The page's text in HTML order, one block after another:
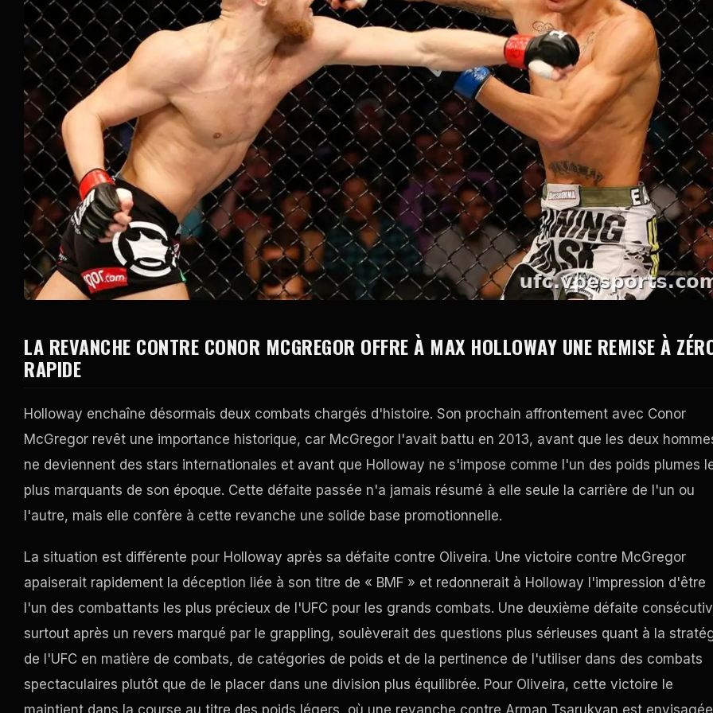
LA REVANCHE CONTRE CONOR MCGREGOR OFFRE À MAX HOLLOWAY UNE REMISE À
RAPIDE
Holloway enchaîne désormais deux combats chargés d'histoire. Son prochain affrontement avec Conor
McGregor revêt une importance historique, car McGregor l'avait battu en 2013, avant que les deux
ne deviennent des stars internationales et avant que Holloway ne s'impose comme l'un des poids plumes
plus marquants de son époque. Cette défaite passée n'a jamais résumé à elle seule la carrière de l'un ou
l'autre, mais elle confère à cette revanche une solide base promotionnelle.
La situation est différente pour Holloway après sa défaite contre Oliveira. Une victoire contre McGregor
apaiserait rapidement la déception liée à son titre de « BMF » et redonnerait à Holloway l'impression d'être
l'un des combattants les plus précieux de l'UFC pour les grands combats. Une deuxième défaite
surtout après un revers marqué par le grappling, soulèverait des questions plus sérieuses quant à la
de l'UFC en matière de combats, de catégories de poids et de la pertinence de l'utiliser dans des combats
spectaculaires plutôt que de le placer dans une division plus équilibrée. Pour Oliveira, cette victoire le
maintient dans la course au titre des poids légers, où une revanche contre Arman Tsarukyan est envisagée